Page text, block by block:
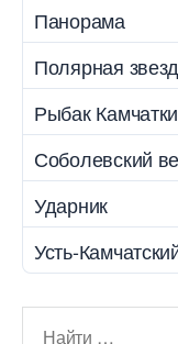
Панорама
Полярная
Рыбак Камчатки
Соболевский
Ударник
Усть-